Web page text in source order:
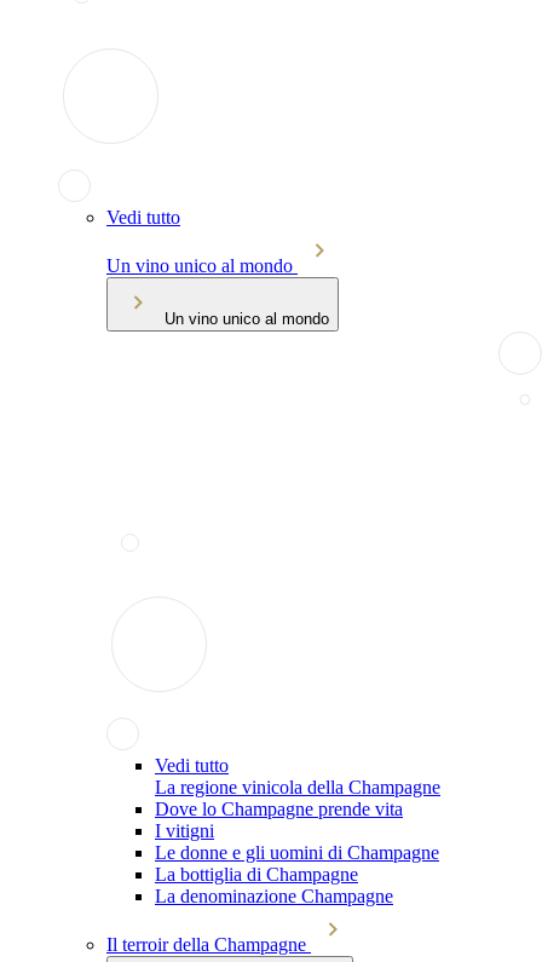
Vedi tutto
Un vino unico al mondo
Un vino unico al mondo
Vedi tutto
La regione vinicola della Champagne
Dove lo Champagne prende vita
I vitigni
Le donne e gli uomini di Champagne
La bottiglia di Champagne
La denominazione Champagne
Il terroir della Champagne